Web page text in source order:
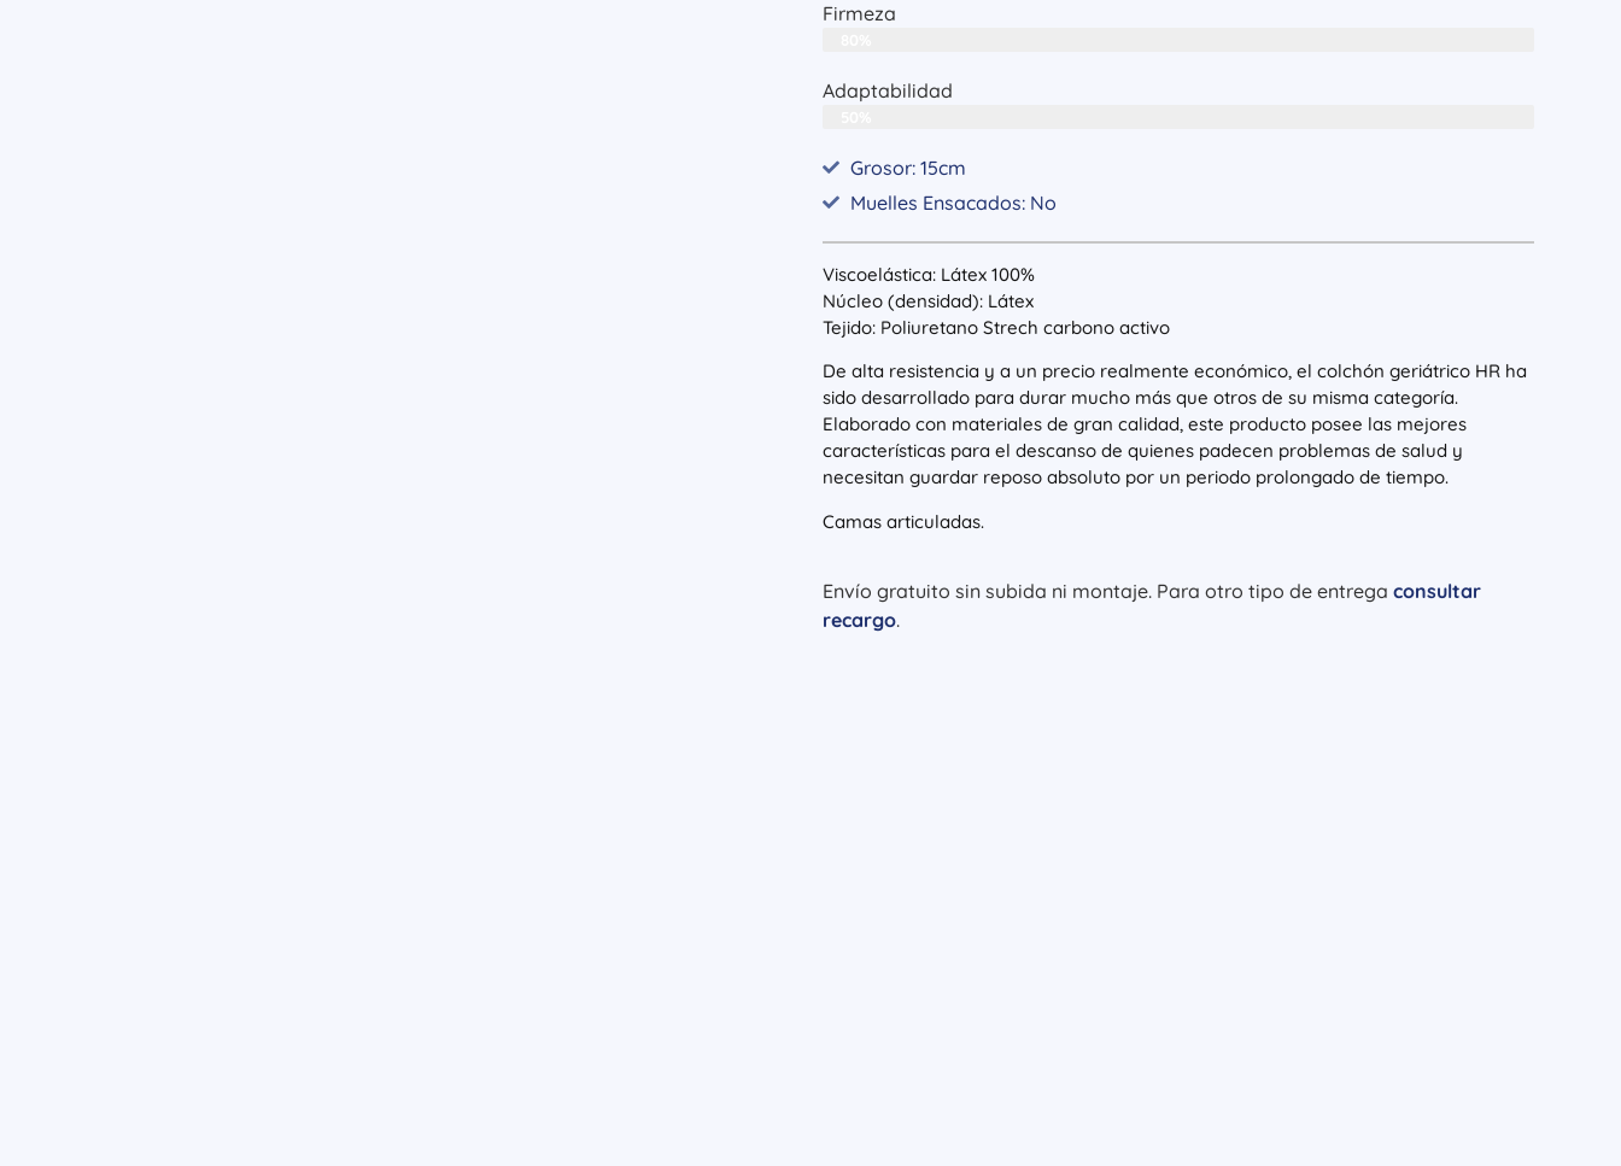
Firmeza
Adaptabilidad
Grosor: 15cm
Muelles Ensacados: No
Viscoelástica: Látex 100%
Núcleo (densidad): Látex
Tejido: Poliuretano Strech carbono activo
De alta resistencia y a un precio realmente económico, el colchón geriátrico HR ha
sido desarrollado para durar mucho más que otros de su misma categoría.
Elaborado con materiales de gran calidad, este producto posee las mejores
características para el descanso de quienes padecen problemas de salud y
necesitan guardar reposo absoluto por un periodo prolongado de tiempo.
Camas articuladas.
Envío gratuito sin subida ni montaje. Para otro tipo de entrega consultar
recargo.